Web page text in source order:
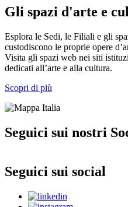
Gli spazi d'arte e
Esplora le Sedi, le Filiali e gli
custodiscono le proprie opere
Visita gli spazi web nei siti
dedicati all’arte e alla cultura.
Scopri di più
Seguici sui nostri
Seguici sui social